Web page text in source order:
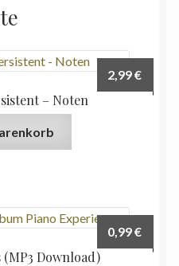
– Noten
2,99€
Download)
0,99€